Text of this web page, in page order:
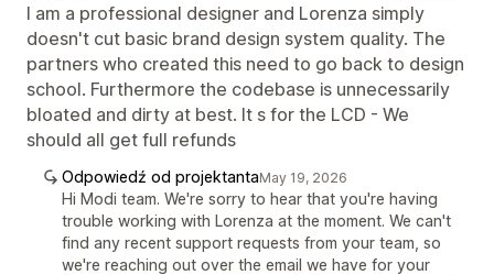
I am a professional designer and Lorenza simply
doesn't cut basic brand design system quality. The
partners who created this need to go back to design
school. Furthermore the codebase is unnecessarily
bloated and dirty at best. It s for the LCD - We
should all get full refunds
Odpowiedź od projektantaMay 19, 2026
Hi Modi team. We're sorry to hear that you're having
trouble working with Lorenza at the moment. We can't
find any recent support requests from your team, so
we're reaching out over the email we have for your